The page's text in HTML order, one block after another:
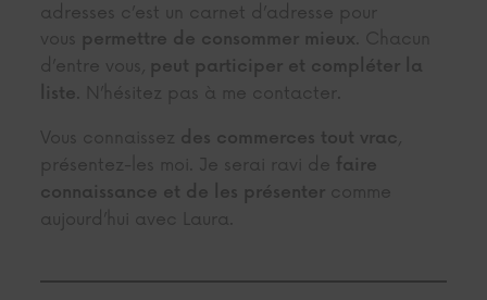
adresses
c’est un carnet d’adresse pour
vous
permettre de consommer mieux
. Chacun
d’entre vous,
peut participer et compléter la
liste
. N’hésitez pas à me contacter.
Vous connaissez des commerces tout vrac
présentez-les moi. Je serai ravi de faire
connaissance et de les présenter comme
aujourd’hui avec Laura.